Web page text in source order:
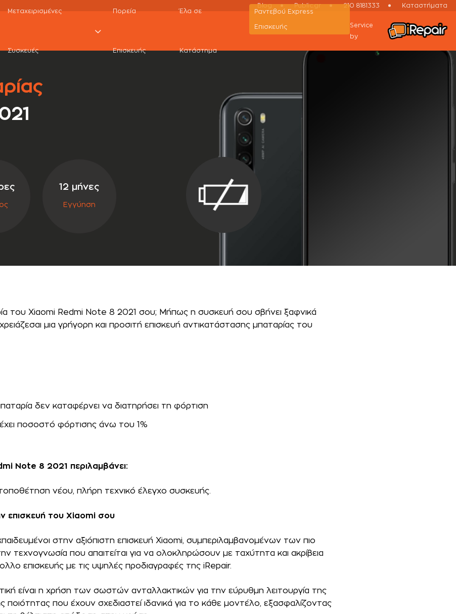
Blog Public.gr 210 8181333
Καταστήματα
Μεταχειρισμένες
Συσκευές
Πορεία
Επισκευής
Έλα σε
Κατάστημα
Ραντεβού Εxpress
Επισκευής
Service
by
xiaomi redmi note 8 2021 repair Αλλαγή Original Μπαταρίας Xiaomi Redmi Note 8 2021
12 μήνες
Εγγύηση
του Xiaomi Redmi Note 8 2021 σου; Μήπως η συσκευή σου σβήνει ξαφνικά
μια γρήγορη και προσιτή επισκευή αντικατάστασης μπαταρίας του
δεν καταφέρνει να διατηρήσει τη φόρτιση
ποσοστό φόρτισης άνω του 1%
Note 8 2021 περιλαμβάνει:
νέου, πλήρη τεχνικό έλεγχο συσκευής.
επισκευή του Xiaomi σου
στην αξιόπιστη επισκευή Xiaomi, συμπεριλαμβανομένων των πιο
τεχνογνωσία που απαιτείται για να ολοκληρώσουν με ταχύτητα και ακρίβεια
επισκευής με τις υψηλές προδιαγραφές της iRepair.
είναι η χρήση των σωστών ανταλλακτικών για την εύρυθμη λειτουργία της
που έχουν σχεδιαστεί ιδανικά για το κάθε μοντέλο, εξασφαλίζοντας